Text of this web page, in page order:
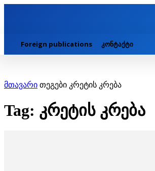
Foreign publications კონტაქტი
მთავარი თეგები კრეტის კრება
Tag: კრეტის კრება